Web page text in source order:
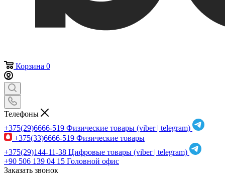
Корзина 0
Телефоны
+375(29)6666-519 Физические товары (viber | telegram)
+375(33)6666-519 Физические товары
+375(29)144-11-38 Цифровые товары (viber | telegram)
+90 506 139 04 15 Головной офис
Заказать звонок